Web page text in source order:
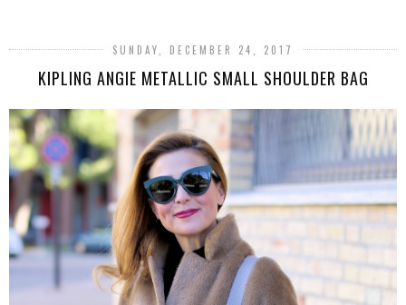
SUNDAY, DECEMBER 24, 2017
KIPLING ANGIE METALLIC SMALL SHOULDER BAG